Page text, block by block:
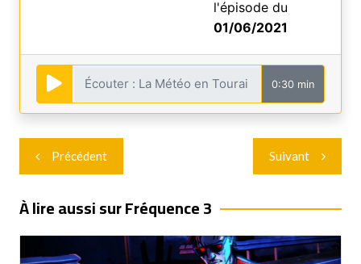
l'épisode du
01/06/2021
0:30 min
Navigation
de
l’article
Précédent Suivant
À lire aussi sur Fréquence 3